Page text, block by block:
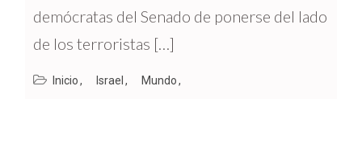
demócratas del Senado de ponerse del lado
de los terroristas […]
Inicio Israel Mundo